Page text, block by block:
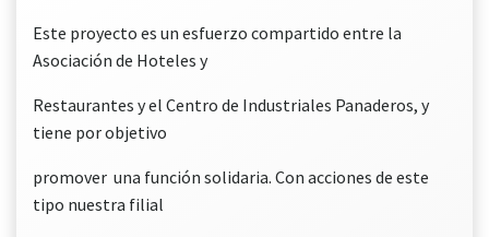
Este proyecto es un esfuerzo compartido entre la
Asociación de Hoteles y
Restaurantes y el Centro de Industriales Panaderos, y
tiene por objetivo
promover una función solidaria. Con acciones de este
tipo nuestra filial